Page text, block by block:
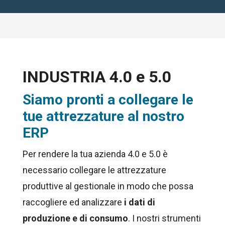
vuoto
INDUSTRIA 4.0 e 5.0
Siamo pronti a collegare le
tue attrezzature al nostro
ERP
Per rendere la tua azienda 4.0 e 5.0 è
necessario collegare le attrezzature
produttive al gestionale in modo che possa
raccogliere ed analizzare i dati di
produzione e di consumo. I nostri strumenti